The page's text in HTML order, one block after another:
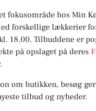
fokusområde hos Min
forskellige lækkerier
18.00. Tilbuddene er
på opslaget på deres
om butikken, besøg
tilbud og nyheder.